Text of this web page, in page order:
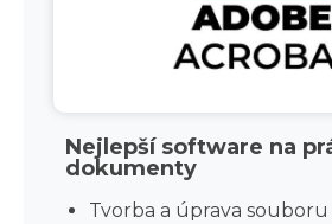
Nejlepší software na
dokumenty
Tvorba a úprava souboru